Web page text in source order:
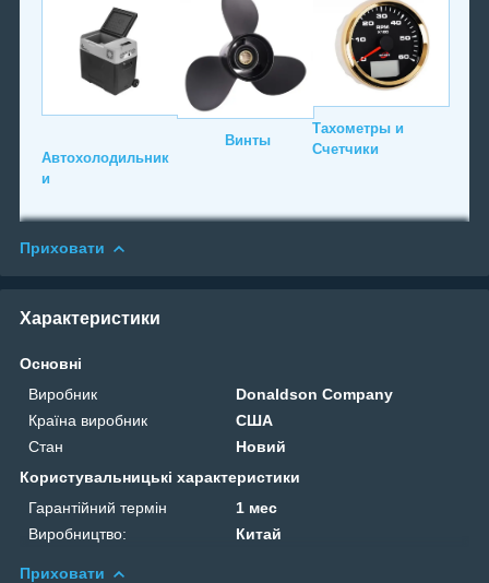
Автохолодильник
и
Винты
Тахометры и
Счетчики
Приховати
Характеристики
Основні
Виробник
Donaldson Company
Країна виробник
США
Стан
Новий
Користувальницькі характеристики
Гарантійний термін
1 мес
Виробництво:
Китай
Приховати